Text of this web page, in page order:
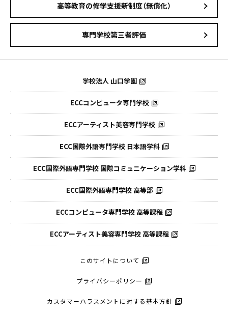
高等教育の修学支援新制度（無償化）
専門学校第三者評価
学校法人 山口学園
ECCコンピュータ専門学校
ECCアーティスト美容専門学校
ECC国際外語専門学校 日本語学科
ECC国際外語専門学校 国際コミュニケーション学科
ECC国際外語専門学校 高等部
ECCコンピュータ専門学校 高等課程
ECCアーティスト美容専門学校 高等課程
このサイトについて
プライバシーポリシー
カスタマーハラスメントに対する基本方針